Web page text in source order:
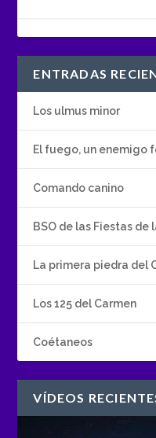
ENTRADAS
Los ulmus minor
El fuego, un enemigo
Comando canino
BSO de las Fiestas de
La primera piedra del
Los 125 del Carmen
Coétaneos
VÍDEOS